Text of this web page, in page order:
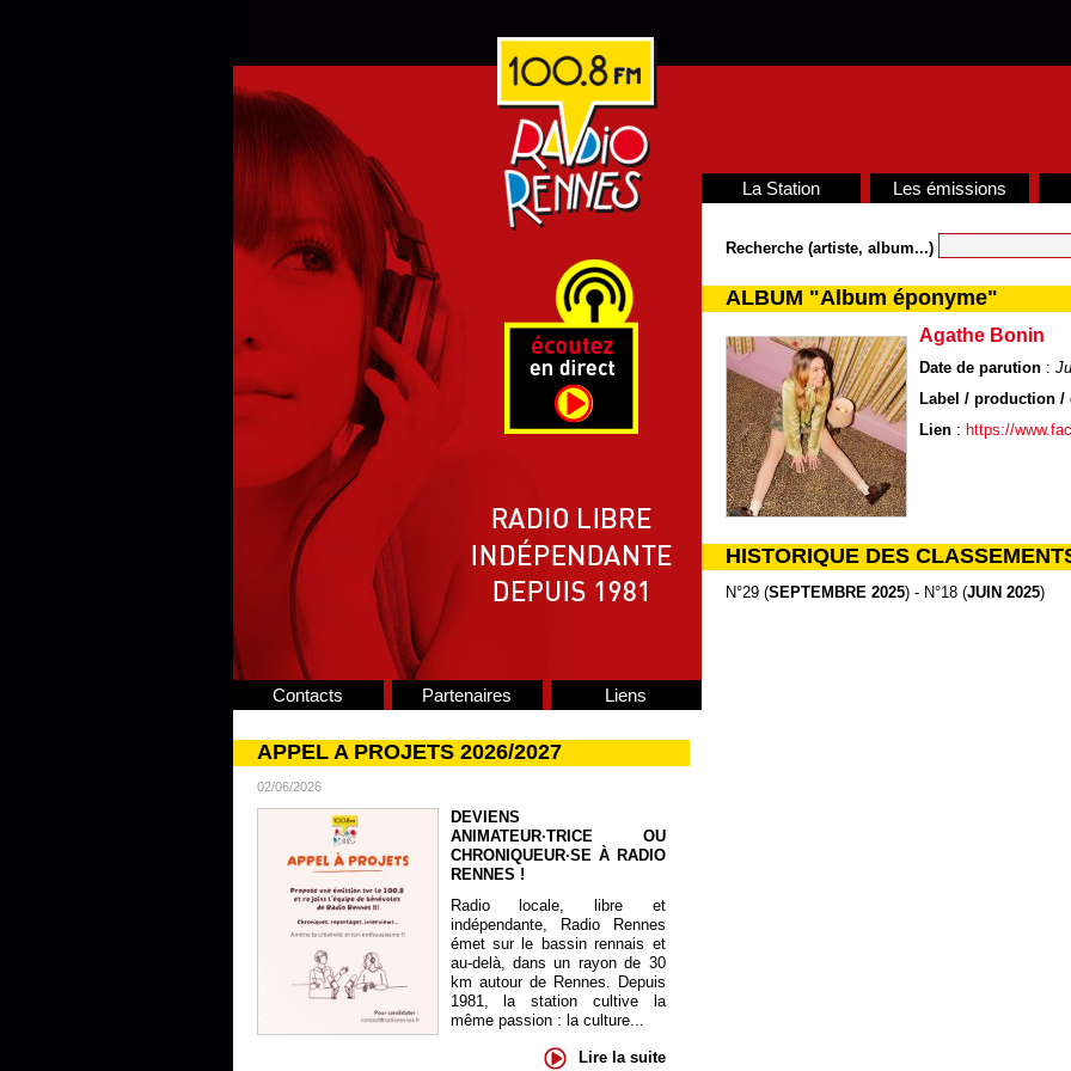
Contacts Partenaires Liens
APPEL A PROJETS 2026/2027
02/06/2026
DEVIENS
ANIMATEUR·TRICE OU
CHRONIQUEUR·SE À RADIO
RENNES !
Radio locale, libre et
indépendante, Radio Rennes
émet sur le bassin rennais et
au-delà, dans un rayon de 30
km autour de Rennes. Depuis
1981, la station cultive la
même passion : la culture...
Lire la suite
La Station Les émissions
Recherche (artiste, album...)
ALBUM "Album éponyme"
Agathe Bonin
Date de parution:
Label / production
Lien: https://
HISTORIQUE DES
N°29 (SEPTEMBRE 2025) - N°18 (JUIN 2025)